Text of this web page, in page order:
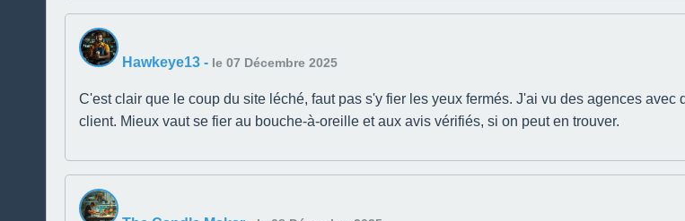
Hawkeye13 - le 07 Décembre 2025
C'est clair que le coup du site léché, faut pas s'y fier les yeux fermés. J'ai vu des agences
client. Mieux vaut se fier au bouche-à-oreille et aux avis vérifiés, si on peut en trouver.